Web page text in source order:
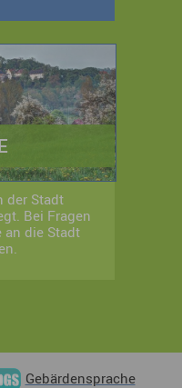
der Stadt
Bei Fragen
an die Stadt
Gebärdensprache